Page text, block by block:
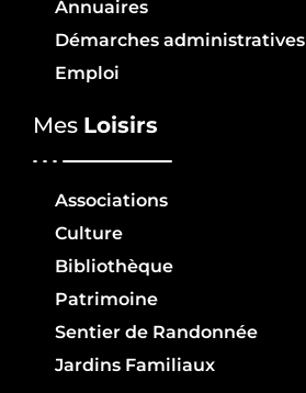
Annuaires
Démarches administratives
Emploi
Mes Loisirs
Associations
Culture
Bibliothèque
Patrimoine
Sentier de Randonnée
Jardins Familiaux